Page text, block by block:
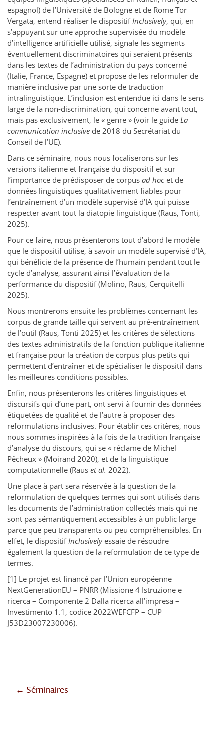
espagnol) de l’Université de Bologne et de Rome Tor
Vergata, entend réaliser le dispositifInclusively, qui, en
s’appuyant sur une approche supervisée du modèle
d’intelligence artificielle utilisé, signale les segments
éventuellement discriminatoires qui seraient présents
dans les textes de l’administration du pays concerné
(Italie, France, Espagne) et propose de les reformuler de
manière inclusive par une sorte de traduction
intralinguistique. L’inclusion est entendue ici dans le sens
large de la non-discrimination, qui concerne avant tout,
mais pas exclusivement, le « genre » (voir le guide La
communication inclusive de 2018 du Secrétariat du
Conseil de l’UE).
Dans ce séminaire, nous nous focaliserons sur les
versions italienne et française du dispositif et sur
l’importance de prédisposer de corpus ad hoc et de
données linguistiques qualitativement fiables pour
l’entraînement d’un modèle supervisé d’IA qui puisse
respecter avant tout la diatopie linguistique (Raus, Tonti,
2025).
Pour ce faire, nous présenterons tout d’abord le modèle
que le dispositif utilise, à savoir un modèle supervisé d’IA,
qui bénéficie de la présence de l’humain pendant tout le
cycle d’analyse, assurant ainsi l’évaluation de la
performance du dispositif (Molino, Raus, Cerquitelli
2025).
Nous montrerons ensuite les problèmes concernant les
corpus de grande taille qui servent au pré-entraînement
de l’outil (Raus, Tonti 2025) et les critères de sélections
des textes administratifs de la fonction publique italienne
et française pour la création de corpus plus petits qui
permettent d’entraîner et de spécialiser le dispositif dans
les meilleures conditions possibles.
Enfin, nous présenterons les critères linguistiques et
discursifs qui d’une part, ont servi à fournir des données
étiquetées de qualité et de l’autre à proposer des
reformulations inclusives. Pour établir ces critères, nous
nous sommes inspirées à la fois de la tradition française
d’analyse du discours, qui se « réclame de Michel
Pêcheux » (Moirand 2020), et de la linguistique
computationnelle (Raus et al. 2022).
Une place à part sera réservée à la question de la
reformulation de quelques termes qui sont utilisés dans
les documents de l’administration collectés mais qui ne
sont pas sémantiquement accessibles à un public large
parce que peu transparents ou peu compréhensibles. En
effet, le dispositifInclusivelyessaie de résoudre
également la question de la reformulation de ce type de
termes.
[1] Le projet est financé par l’Union européenne
NextGenerationEU – PNRR (Missione 4 Istruzione e
ricerca – Componente 2 Dalla ricerca all’impresa –
Investimento 1.1, codice 2022WEFCFP – CUP
J53D23007230006).
← Séminaires